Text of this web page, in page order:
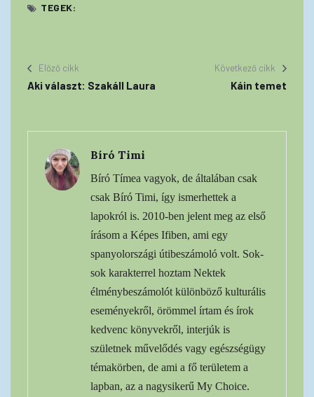
TEGEK:
Előző cikk
Aki választ: Szakáll Laura
Következő cikk
Káin temet
Bíró Timi
Bíró Tímea vagyok, de általában csak
csak Bíró Timi, így ismerhettek a
lapokról is. 2010-ben jelent meg az első
írásom a Képes Ifiben, ami egy
spanyolországi útibeszámoló volt. Sok-
sok karakterrel hoztam Nektek
élménybeszámolót különböző kulturális
eseményekről, örömmel írtam és írok
kedvenc könyvekről, interjúk is
születnek művelődés vagy egészségügy
témakörben, de ami a fő területem a
lapban, az a nagysikerű My Choice.